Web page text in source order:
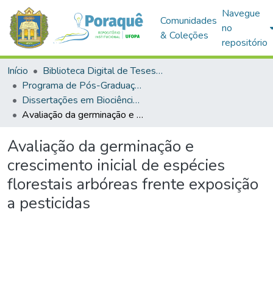
Comunidades
& Coleções
Navegue
no
repositório
Início
Biblioteca Digital de Teses e Dissertações (BDTD)
Programa de Pós-Graduação em Biociências (PPGBIO)
Dissertações em Biociências (Mestrado)
Avaliação da germinação e crescimento inicial de espécies florestais arbóreas frente exposição a pesticidas
Avaliação da germinação e
crescimento inicial de espécies
florestais arbóreas frente exposição
a pesticidas